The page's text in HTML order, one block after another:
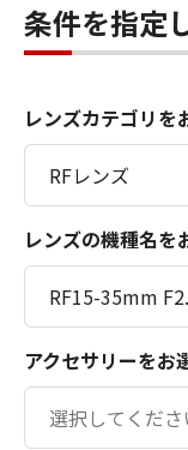
条件を指定
レンズカテゴリを
レンズの機種名を
アクセサリーをお